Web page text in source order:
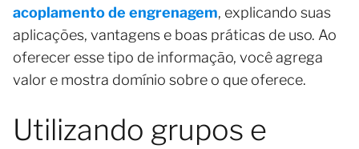
acoplamento de engrenagem, explicando suas
aplicações, vantagens e boas práticas de uso. Ao
oferecer esse tipo de informação, você agrega
valor e mostra domínio sobre o que oferece.
Utilizando grupos e